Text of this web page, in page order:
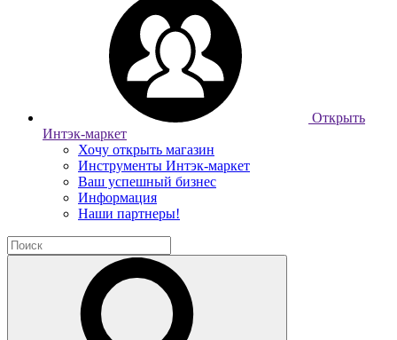
Открыть
Интэк-маркет
Хочу открыть магазин
Инструменты Интэк-маркет
Ваш успешный бизнес
Информация
Наши партнеры!